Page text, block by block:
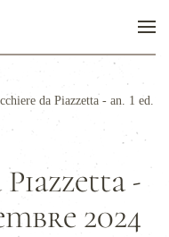
da Piazzetta - an. 1 ed.
-
2024